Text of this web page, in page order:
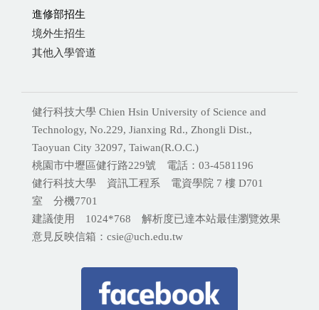
進修部招生
境外生招生
其他入學管道
健行科技大學 Chien Hsin University of Science and
Technology, No.229, Jianxing Rd., Zhongli Dist.,
Taoyuan City 32097, Taiwan(R.O.C.)
桃園市中壢區健行路229號 電話：03-4581196
健行科技大學 資訊工程系 電資學院 7 樓 D701
室 分機7701
建議使用 1024*768 解析度已達本站最佳瀏覽效果
意見反映信箱：csie@uch.edu.tw